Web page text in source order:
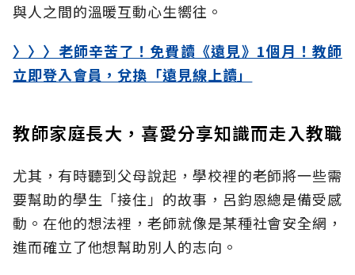
與人之間的溫暖互動心生嚮往。
〉〉〉老師辛苦了！免費讀《遠見》1個月！教師
立即登入會員，兌換「遠見線上讀」
教師家庭長大，喜愛分享知識而走入教職
尤其，有時聽到父母說起，學校裡的老師將一些需
要幫助的學生「接住」的故事，呂鈞恩總是備受感
動。在他的想法裡，老師就像是某種社會安全網，
進而確立了他想幫助別人的志向。